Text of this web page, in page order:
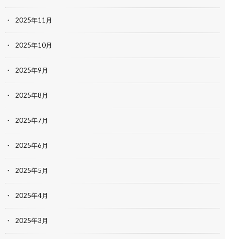
2025年11月
2025年10月
2025年9月
2025年8月
2025年7月
2025年6月
2025年5月
2025年4月
2025年3月